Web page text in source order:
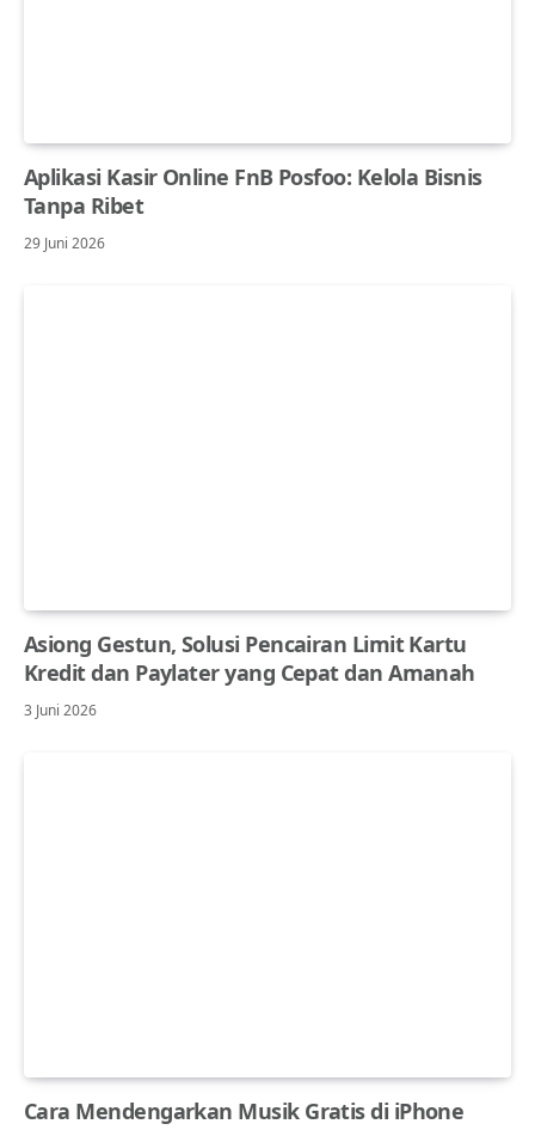
Aplikasi Kasir Online FnB Posfoo: Kelola Bisnis
Tanpa Ribet
29 Juni 2026
Asiong Gestun, Solusi Pencairan Limit Kartu
Kredit dan Paylater yang Cepat dan Amanah
3 Juni 2026
Cara Mendengarkan Musik Gratis di iPhone